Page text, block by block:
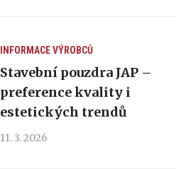
INFORMACE VÝROBCŮ
Stavební pouzdra JAP –
preference kvality i
estetických trendů
11. 3. 2026